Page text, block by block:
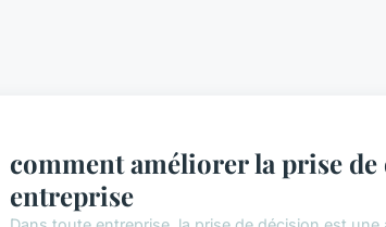
comment améliorer la prise
entreprise